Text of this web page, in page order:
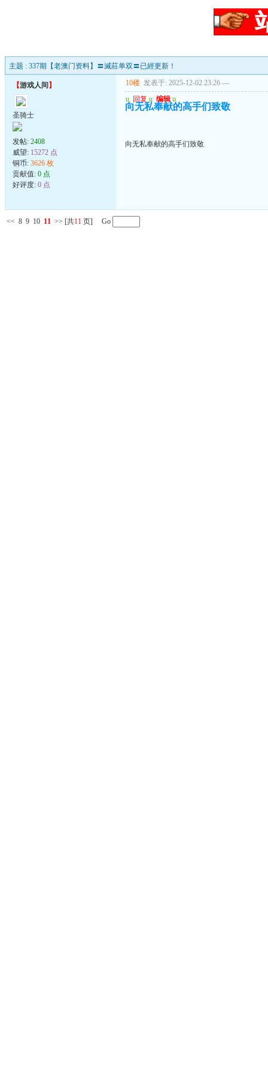
主题 : 337期【老澳门资料】〓滅莊单双〓已經更新！
【游戏人间 】
圣骑士
发帖: 2408
威望: 15272 点
铜币: 3626 枚
贡献值: 0 点
好评度: 0 点
10楼 发表于: 2025-12-02 23:26 ---
u 回复 u 编辑 u
向无私奉献的高手们致敬
向无私奉献的高手们致敬
<< 8 9 10 11 >> [共11 页] Go